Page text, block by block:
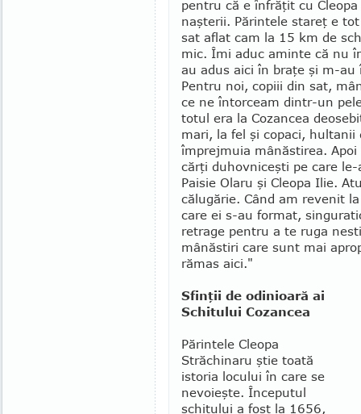
pentru că e înfrăţit cu
naş­terii. Părintele stareţ e
sat aflat cam la 15 km de
mic. Îmi aduc aminte că nu
au adus aici în braţe şi m-
Pentru noi, copiii din sat,
ce ne în­torceam dintr-un
totul era la Cozancea
mari, la fel şi copaci, hulta­nii
împrejmuia mâ­năstirea.
cărţi duhovniceşti pe care
Paisie Olaru şi Cleopa Ilie.
călugărie. Când am revenit
care ei s-au format,
re­trage pentru a te ruga
mânăstiri care sunt mai
rămas aici."
Sfinţii de odinioară ai
Schitului Cozancea
Părintele Cleopa
Străchinaru ştie toată
istoria locului în care se
nevo­ieşte. Începutul
schitului a fost la 1656,